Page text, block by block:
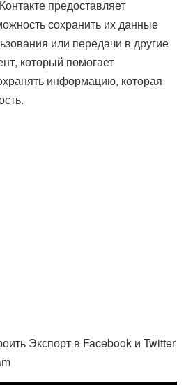
предоставляет
сохранить их данные
или передачи в другие
который помогает
информацию, которая
Экспорт в Facebook и Twitter